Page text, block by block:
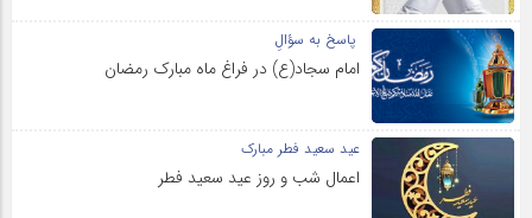
پاسخ به سؤالِ
امام سجاد(ع) در فراغ ماه مبارک رمضان
عید سعید فطر مبارک
اعمال شب و روز عید سعید فطر